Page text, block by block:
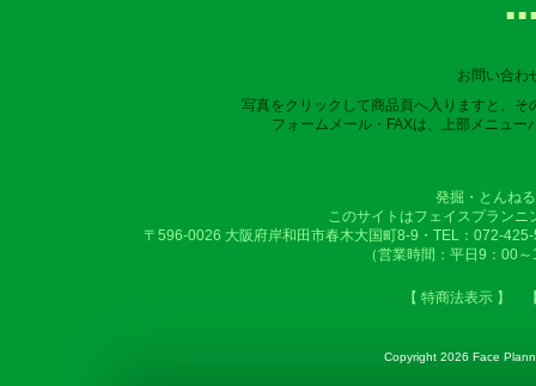
■ ■
お問い合わ
写真をクリックして商品頁へ入りますと、
フォームメール・FAXは、上部メニュ
発掘・とんね
このサイトはフェイスプラン
〒596-0026 大阪府岸和田市春木大国町8-9・TEL：072-
（営業時間：平日9：00
【 特商法表示 】
Copyright 2026 Face